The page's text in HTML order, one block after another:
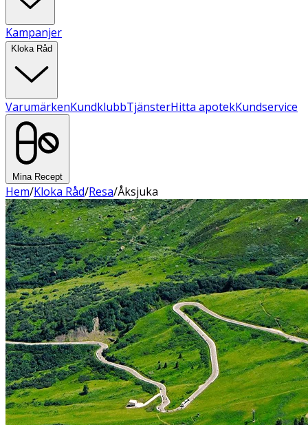
Kampanjer
Kloka Råd
VarumärkenKundklubbTjänsterHitta apotekKundservice
Mina Recept
Hem/Kloka Råd/Resa/Åksjuka